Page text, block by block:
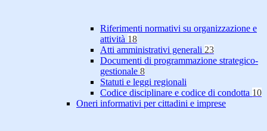
Riferimenti normativi su organizzazione e
attività 18
Atti amministrativi generali 23
Documenti di programmazione strategico-
gestionale 8
Statuti e leggi regionali
Codice disciplinare e codice di condotta 10
Oneri informativi per cittadini e imprese